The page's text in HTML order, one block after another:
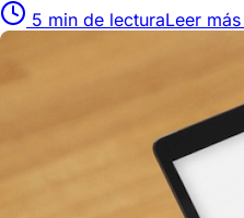
5 min de lecturaLeer más